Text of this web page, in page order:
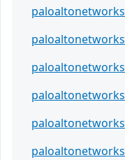
paloaltonetworks
paloaltonetworks
paloaltonetworks
paloaltonetworks
paloaltonetworks
paloaltonetworks